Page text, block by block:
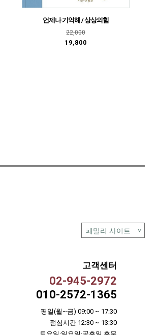
언제나 기억해 / 상상의힘
22,000
19,800
고객센터
02-945-2972
010-2572-1365
평일(월~금) 09:00 ~ 17:30
점심시간 12:30 ~ 13:30